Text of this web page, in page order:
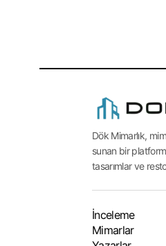
Dök Mimarlık,
sunan bir
tasarımlar ve
İnceleme
Mimarlar